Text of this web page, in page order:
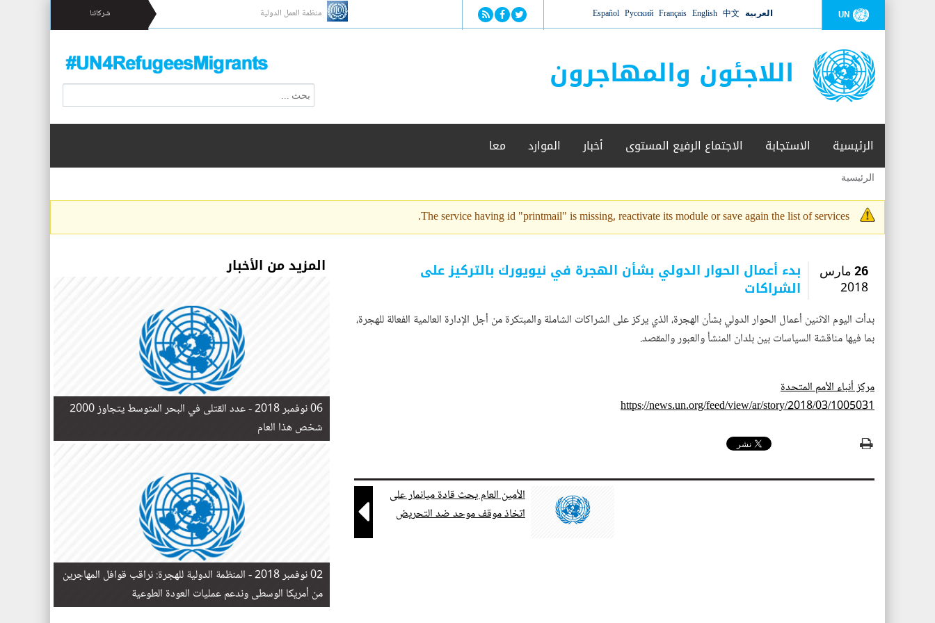
Jump to navigation UN العربية 中文
English
Français
Русский
Español منظمة العمل الدولية شركائنا
اللاجئون والمهاجرون
س
ت
ر
ا
ب
ث
ب
ح
الرئيسية الاستجابة الاجتماع الرفيع المستوى أخبار الموارد معا
أنت
هنا
الرئيسية
رسالة
التحذير
The service having id "printmail" is missing, reactivate its module or save again the list of services.
26 مارس
2018
بدء أعمال الحوار الدولي بشأن الهجرة في نيويورك بالتركيز على
الشراكات
بدأت اليوم الاثنين أعمال الحوار الدولي بشأن الهجرة، الذي يركز على الشراكات الشاملة والمبتكرة من أجل الإدارة العالمية الفعالة للهجرة،
بما فيها مناقشة السياسات بين بلدان المنشأ والعبور والمقصد.
مركز أنباء الأمم المتحدة
https://news.un.org/feed/view/ar/story/2018/03/1005031

الأمين العام يحث قادة ميانمار على
اتخاذ موقف موحد ضد التحريض
المزيد من الأخبار
06 نوفمبر 2018 -
عدد القتلى في البحر المتوسط يتجاوز 2000
شخص ​​هذا العام
02 نوفمبر 2018 -
المنظمة الدولية للهجرة: نراقب قوافل المهاجرين
من أمريكا الوسطى وندعم عمليات العودة الطوعية